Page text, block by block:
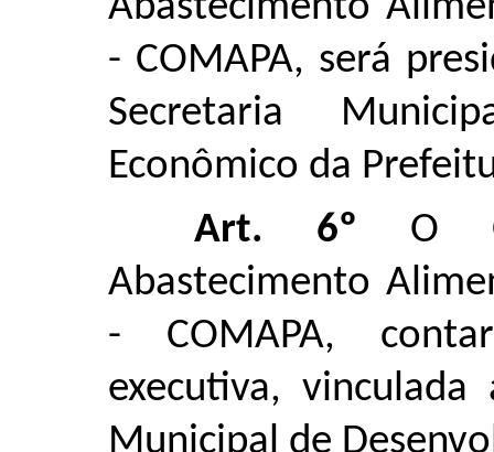
- COMAPA, será
Secretaria
Econômico da
Art. 6º O
Abastecimento
- COMAPA,
executiva,
Municipal de